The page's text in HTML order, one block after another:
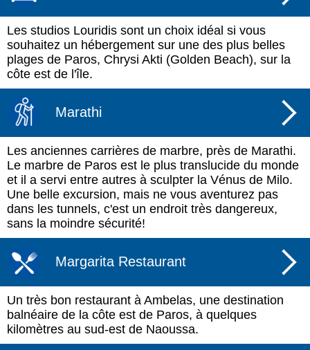
Les studios Louridis sont un choix idéal si vous
souhaitez un hébergement sur une des plus belles
plages de Paros, Chrysi Akti (Golden Beach), sur la
côte est de l'île.
Marathi
Les anciennes carrières de marbre, près de Marathi.
Le marbre de Paros est le plus translucide du monde
et il a servi entre autres à sculpter la Vénus de Milo.
Une belle excursion, mais ne vous aventurez pas
dans les tunnels, c'est un endroit très dangereux,
sans la moindre sécurité!
Margarita Restaurant
Un très bon restaurant à Ambelas, une destination
balnéaire de la côte est de Paros, à quelques
kilomètres au sud-est de Naoussa.